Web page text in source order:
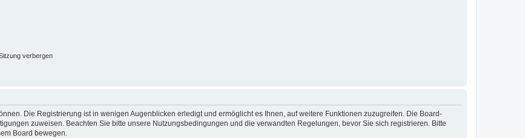
verbergen
Die Registrierung ist in wenigen Augenblicken erledigt und ermöglicht es Ihnen, auf weitere Funktionen zuzugreifen. Die Board-
zuweisen. Beachten Sie bitte unsere Nutzungsbedingungen und die verwandten Regelungen, bevor Sie sich registrieren. Bitte
Board bewegen.